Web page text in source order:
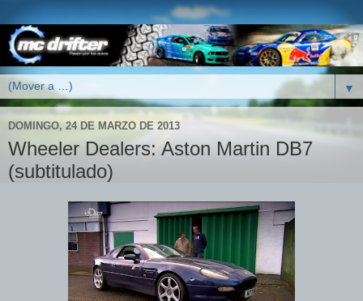
▼
DOMINGO, 24 DE MARZO DE 2013
Wheeler Dealers: Aston Martin DB7
(subtitulado)